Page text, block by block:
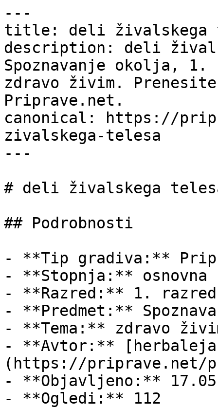
---
title: deli živalskega
description: deli
Spoznavanje okolja,
zdravo živim.
Priprave.net.
canonical: https://
zivalskega-telesa
---
# deli živalskega
## Podrobnosti
- **Tip gradiva:**
- **Stopnja:** osnovna
- **Razred:** 1. razred
- **Predmet:**
- **Tema:** zdravo
- **Avtor:**
(https://priprave.net/
- **Objavljeno:**
- **Ogledi:** 112